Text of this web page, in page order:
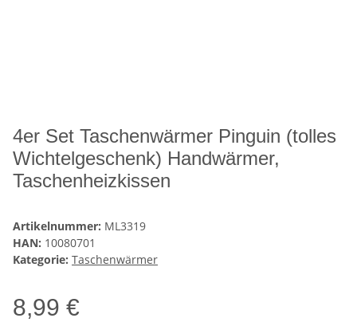
4er Set Taschenwärmer Pinguin (tolles
Wichtelgeschenk) Handwärmer,
Taschenheizkissen
Artikelnummer: ML3319
HAN: 10080701
Kategorie: Taschenwärmer
8,99 €